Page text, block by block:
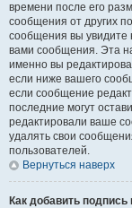
времени после его
сообщения от других
сообщения вы увидите
вами сообщения. Эта
именно вы
если ниже вашего
если сообщение
последние могут
редактировали ваше
удалять свои
пользователей.
Вернуться наверх
Как добавить